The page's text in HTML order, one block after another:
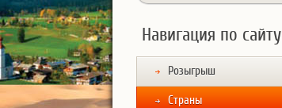
Навигация по сайту
Розыгрыш
Страны